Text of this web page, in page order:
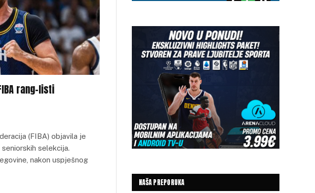
rang-listi
(FIBA) objavila je
selekcija.
nakon uspješnog
NAŠA PREPORUKA